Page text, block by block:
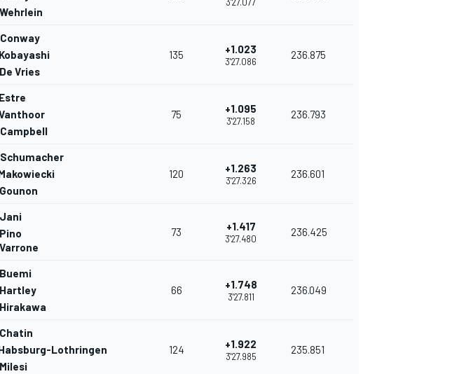
Conway
Vries
135 +1.023
3'27.086
236.875
Campbell
75 +1.095
3'27.158
236.793
Schumacher
120 +1.263
3'27.326
236.601
73 +1.417
3'27.480
236.425
66 +1.748
3'27.811
236.049
Lothringen
124 +1.922
3'27.985
235.851